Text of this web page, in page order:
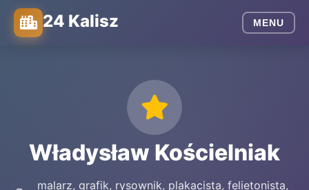
24 Kalisz MENU
Władysław Kościelniak
malarz, grafik, rysownik, plakacista, felietonista,